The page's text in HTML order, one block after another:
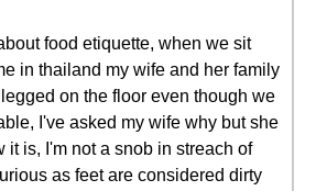
food etiquette, when we sit
in thailand my wife and her family
on the floor even though we
I've asked my wife why but she
it is, I'm not a snob in streach of
as feet are considered dirty